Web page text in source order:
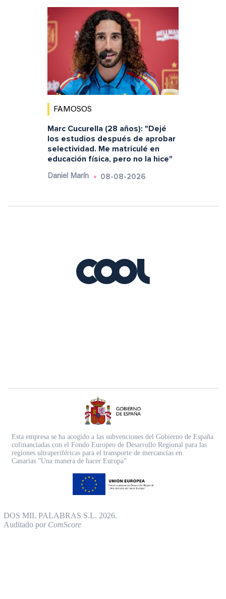
FAMOSOS
Marc Cucurella (28 años): "Dejé
los estudios después de aprobar
selectividad. Me matriculé en
educación física, pero no la hice"
Daniel Marín 08-08-2026
Esta empresa se ha acogido a las subvenciones del Gobierno de España
cofinanciadas con el Fondo Europeo de Desarrollo Regional para las
regiones ultraperiféricas para el transporte de mercancías en
Canarias.”Una manera de hacer Europa”
DOS MIL PALABRAS S.L. 2026.
Auditado por ComScore